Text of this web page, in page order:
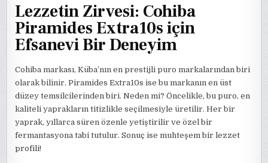
Lezzetin Zirvesi: Cohiba
Piramides Extra10s için
Efsanevi Bir Deneyim
Cohiba markası, Küba’nın en prestijli puro markalarından biri
olarak bilinir. Piramides Extra10s ise bu markanın en üst
düzey temsilcilerinden biri. Neden mi? Öncelikle, bu puro, en
kaliteli yaprakların titizlikle seçilmesiyle üretilir. Her bir
yaprak, yıllarca süren özenle yetiştirilir ve özel bir
fermantasyona tabi tutulur. Sonuç ise muhteşem bir lezzet
profili!